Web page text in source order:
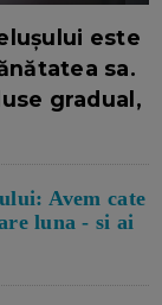
este
sa.
gradual,
Avem cate
luna - si ai